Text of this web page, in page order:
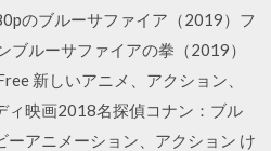
のブルーサファイア（2019）フ
ブルーサファイアの拳（2019）
新しいアニメ、アクション、
ィ映画2018名探偵コナン：ブル
ーアニメーション、アクション け